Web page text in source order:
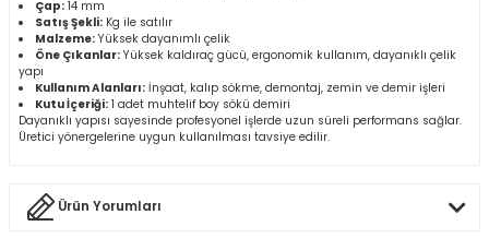
Çap: 14 mm
Satış Şekli: Kg ile satılır
Malzeme: Yüksek dayanımlı çelik
Öne Çıkanlar: Yüksek kaldıraç gücü, ergonomik kullanım, dayanıklı çelik
yapı
Kullanım Alanları: İnşaat, kalıp sökme, demontaj, zemin ve demir işleri
Kutu İçeriği: 1 adet muhtelif boy sökü demiri
Dayanıklı yapısı sayesinde profesyonel işlerde uzun süreli performans sağlar.
Üretici yönergelerine uygun kullanılması tavsiye edilir.
Ürün Yorumları